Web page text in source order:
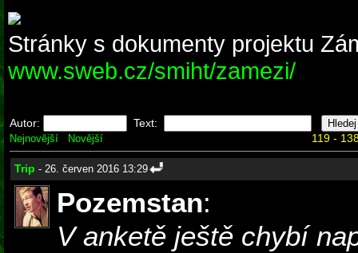
Stránky s dokumenty projektu
www.sweb.cz/smiht/zamezi/
Autor: Text:
Nejnovější Novější 119 -
Trip - 26. červen 2016 13:29
Pozemstan:
V anketě ještě chybí